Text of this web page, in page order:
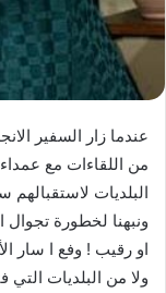
عندما زار السفير
من اللقاءات مع عمداء
البلديات
ونبهنا لخطورة
او رقيب ! وفع ا سار
ولا من البلديات